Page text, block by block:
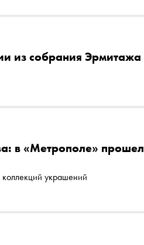
из собрания Эрмитажа
в «Метрополе» прошел
украшений